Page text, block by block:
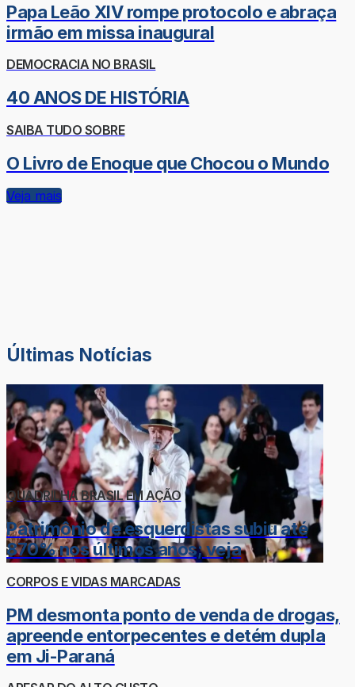
Papa Leão XIV rompe protocolo e abraça
irmão em missa inaugural
DEMOCRACIA NO BRASIL
40 ANOS DE HISTÓRIA
SAIBA TUDO SOBRE
O Livro de Enoque que Chocou o Mundo
Veja mais
Últimas Notícias
QUADRILHA BRASIL EM AÇÃO
Patrimônio de esquerdistas subiu até
870% nos últimos anos; veja
CORPOS E VIDAS MARCADAS
PM desmonta ponto de venda de drogas,
apreende entorpecentes e detém dupla
em Ji-Paraná